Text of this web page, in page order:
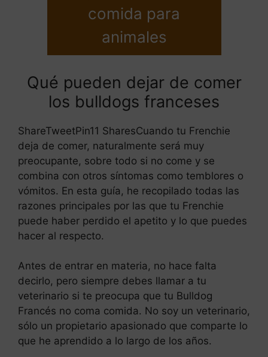
comida para
animales
Qué pueden dejar de comer
los bulldogs franceses
ShareTweetPin11 SharesCuando tu Frenchie
deja de comer, naturalmente será muy
preocupante, sobre todo si no come y se
combina con otros síntomas como temblores o
vómitos. En esta guía, he recopilado todas las
razones principales por las que tu Frenchie
puede haber perdido el apetito y lo que puedes
hacer al respecto.
Antes de entrar en materia, no hace falta
decirlo, pero siempre debes llamar a tu
veterinario si te preocupa que tu Bulldog
Francés no coma comida. No soy un veterinario,
sólo un propietario apasionado que comparte lo
que he aprendido a lo largo de los años.